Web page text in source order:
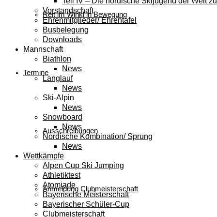
Reit im Winkl in Bewegung
Termine
Ausschreibungen
Anmeldung Clubmeisterschaft
Vorstandschaft
Ehrenmitglieder/ Ehrentafel
Busbelegung
Downloads
Mannschaft
Biathlon
News
Langlauf
News
Ski-Alpin
News
Snowboard
News
Nordische Kombination/ Sprung
News
Wettkämpfe
Alpen Cup Ski Jumping
Athletiktest
Atomiade
Bayerische Meisterschaft
Bayerischer Schüler-Cup
Clubmeisterschaft